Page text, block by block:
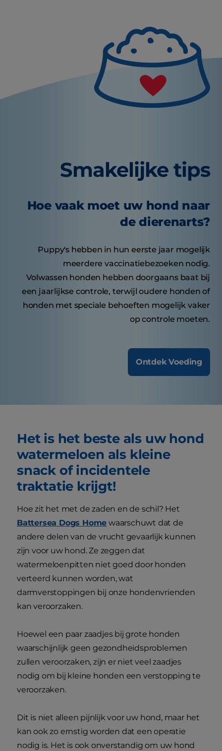
Smakelijke tips
Hoe vaak moet uw hond naar
de dierenarts?
Puppy's hebben in hun eerste jaar mogelijk
meerdere vaccinatiebezoeken nodig.
Volwassen honden hebben doorgaans baat bij
een jaarlijkse controle, terwijl oudere honden of
honden met speciale behoeften mogelijk vaker
op controle moeten.
Ontdek Voeding
Het is het beste als uw hond
watermeloen als kleine
snack of incidentele
traktatie krijgt!
Hoe zit het met de zaden en de schil? Het
Battersea Dogs Home waarschuwt dat de
andere delen van de vrucht gevaarlijk kunnen
zijn voor uw hond. Ze zeggen dat
watermeloenpitten niet goed door honden
verteerd kunnen worden, wat
darmverstoppingen bij onze hondenvrienden
kan veroorzaken.
Hoewel een paar zaadjes bij grote honden
waarschijnlijk geen gezondheidsproblemen
zullen veroorzaken, zijn er niet veel zaadjes
nodig om bij kleine honden een verstopping te
veroorzaken.
Dit is niet alleen pijnlijk voor uw hond, maar het
kan ook zo ernstig worden dat een operatie
nodig is. Het is ook onverstandig om uw hond